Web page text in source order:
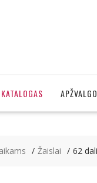
Žaislai 62